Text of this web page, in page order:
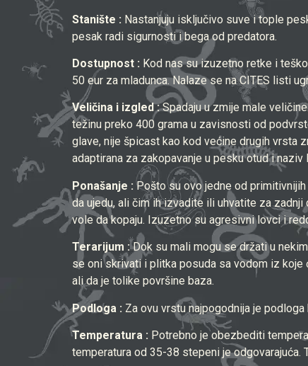
Stanište : Nastanjuju isključivo suve i tople
pesak radi sigurnosti i bega od predatora.
Dostupnost : Kod nas su izuzetno retke i
50 eur za mladunca. Nalaze se na CITES listi
Veličina i izgled :Spadaju u zmije male
težinu preko 400 grama u zavisnosti od
glave, nije špicast kao kod većine drugih vrsta
adaptirana za zakopavanje u pesku otud i naziv
Ponašanje : Pošto su ovo jedne od
da ujedu, ali čim ih izvadite ili uhvatite za
vole da kopaju. Izuzetno su agresivni lovci i
Terarijum :Dok su mali mogu se držati u
se oni skrivati i plitka posuda sa vodom iz koje
ali da je tolike površine baza.
Podloga : Za ovu vrstu najpogodnija je
Temperatura : Potrebno je obezbediti
temperatura od 35-38 stepeni je